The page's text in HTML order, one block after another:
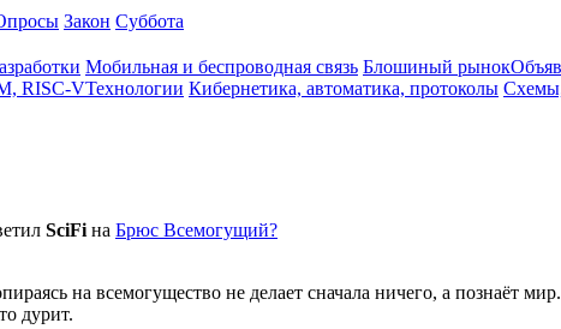
Закон Суббота
Мобильная и беспроводная связь Блошиный рынок
RISC-VТехнологии Кибернетика, автоматика, протоколы
SciFi на Брюс Всемогущий?
на всемогущество не делает сначала ничего, а познаёт
дурит.